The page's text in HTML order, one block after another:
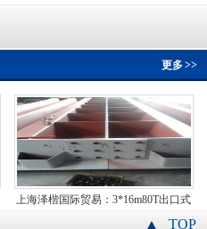
更多>>
上海泽楷国际贸易：3*16m80T出口式
TOP